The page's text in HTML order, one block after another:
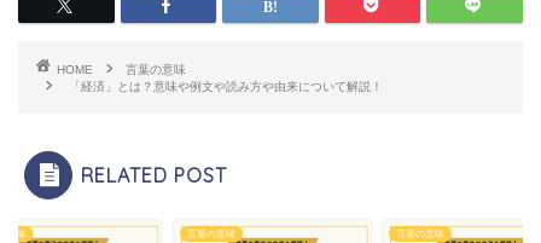
HOME
言葉の意味
「経済」とは？意味や例文や読み方や由来について解説！
RELATED POST
意味 言葉の意味 言葉の意味